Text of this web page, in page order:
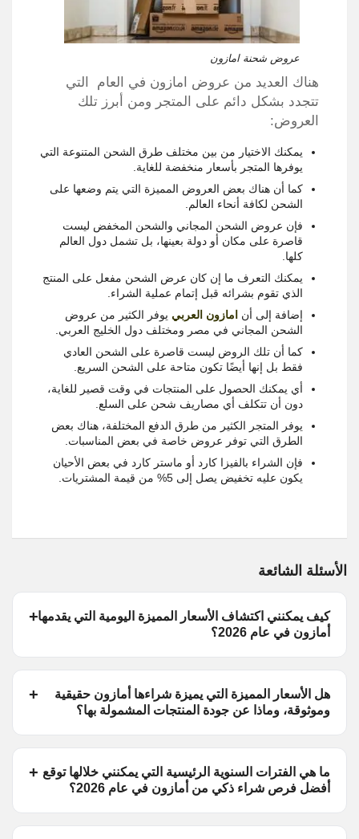
عروض شحنة امازون
هناك العديد من عروض امازون في العام التي
تتجدد بشكل دائم على المتجر ومن أبرز تلك
العروض:
يمكنك الاختيار من بين مختلف طرق الشحن المتنوعة التي
يوفرها المتجر بأسعار منخفضة للغاية.
كما أن هناك بعض العروض المميزة التي يتم وضعها على
الشحن لكافة أنحاء العالم.
فإن عروض الشحن المجاني والشحن المخفض ليست
قاصرة على مكان أو دولة بعينها، بل تشمل دول العالم
كلها.
يمكنك التعرف ما إن كان عرض الشحن مفعل على المنتج
الذي تقوم بشرائه قبل إتمام عملية الشراء.
إضافة إلى أن
امازون العربي يوفر الكثير من عروض
الشحن المجاني في مصر ومختلف دول الخليج العربي.
كما أن تلك الروض ليست قاصرة على الشحن العادي
فقط بل إنها أيضًا تكون متاحة على الشحن السريع.
أي يمكنك الحصول على المنتجات في وقت قصير للغاية،
دون أن تتكلف أي مصاريف شحن على السلع.
يوفر المتجر الكثير من طرق الدفع المختلفة، هناك بعض
الطرق التي توفر عروض خاصة في بعض المناسبات.
فإن الشراء بالفيزا كارد أو ماستر كارد في بعض الأحيان
يكون عليه تخفيض يصل إلى 5% من قيمة المشتريات.
الأسئلة الشائعة
كيف يمكنني اكتشاف الأسعار المميزة اليومية التي يقدمها
أمازون في عام 2026؟
هل الأسعار المميزة التي يميزة شراءها أمازون حقيقية
وموثوقة، وماذا عن جودة المنتجات المشمولة بها؟
ما هي الفترات السنوية الرئيسية التي يمكنني خلالها توقع
أفضل فرص شراء ذكي من أمازون في عام 2026؟